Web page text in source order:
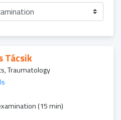
Tácsik
Traumatology
(15 min)